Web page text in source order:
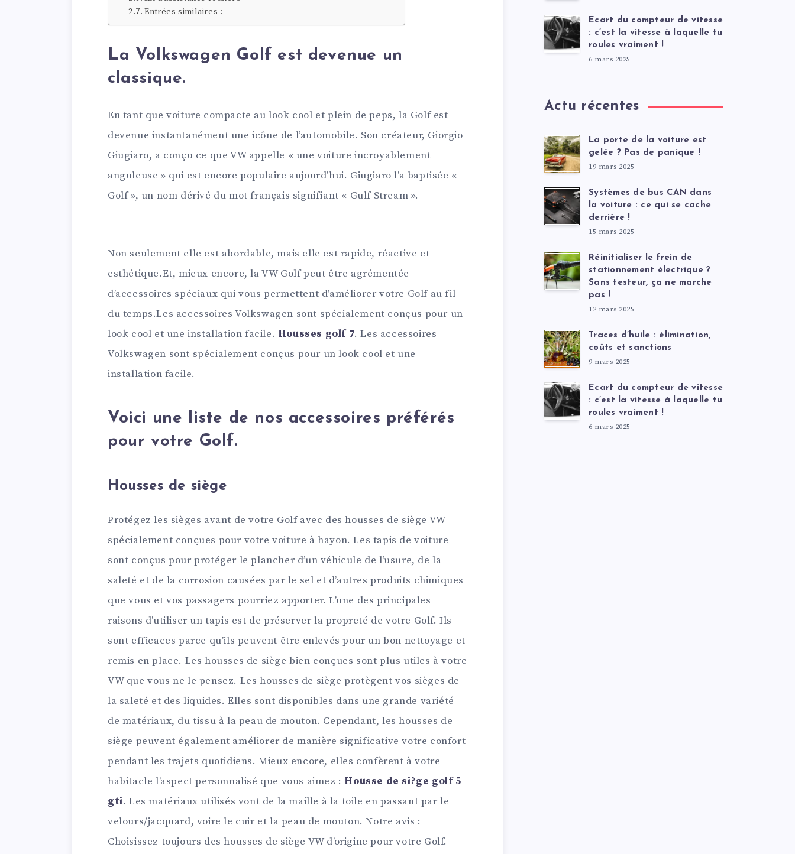
Entrées similaires :
La Volkswagen Golf est devenue un
classique.
En tant que voiture compacte au look cool et plein de peps, la Golf est
devenue instantanément une icône de l’automobile. Son créateur, Giorgio
Giugiaro, a conçu ce que VW appelle « une voiture incroyablement
anguleuse » qui est encore populaire aujourd’hui. Giugiaro l’a baptisée «
Golf », un nom dérivé du mot français signifiant « Gulf Stream ».
Non seulement elle est abordable, mais elle est rapide, réactive et
esthétique.Et, mieux encore, la VW Golf peut être agrémentée
d’accessoires spéciaux qui vous permettent d’améliorer votre Golf au fil
du temps.Les accessoires Volkswagen sont spécialement conçus pour un
look cool et une installation facile. Housses golf 7. Les accessoires
Volkswagen sont spécialement conçus pour un look cool et une
installation facile.
Voici une liste de nos accessoires préférés
pour votre Golf.
Housses de siège
Protégez les sièges avant de votre Golf avec des housses de siège VW
spécialement conçues pour votre voiture à hayon. Les tapis de voiture
sont conçus pour protéger le plancher d’un véhicule de l’usure, de la
saleté et de la corrosion causées par le sel et d’autres produits chimiques
que vous et vos passagers pourriez apporter. L’une des principales
raisons d’utiliser un tapis est de préserver la propreté de votre Golf. Ils
sont efficaces parce qu’ils peuvent être enlevés pour un bon nettoyage et
remis en place. Les housses de siège bien conçues sont plus utiles à votre
VW que vous ne le pensez. Les housses de siège protègent vos sièges de
la saleté et des liquides. Elles sont disponibles dans une grande variété
de matériaux, du tissu à la peau de mouton. Cependant, les housses de
siège peuvent également améliorer de manière significative votre confort
pendant les trajets quotidiens. Mieux encore, elles confèrent à votre
habitacle l’aspect personnalisé que vous aimez : Housse de si?ge golf 5
gti. Les matériaux utilisés vont de la maille à la toile en passant par le
velours/jacquard, voire le cuir et la peau de mouton. Notre avis :
Choisissez toujours des housses de siège VW d’origine pour votre Golf.
Ecart du compteur de vitesse
: c’est la vitesse à laquelle tu
roules vraiment !
6 mars 2025
Actu récentes
La porte de la voiture est
gelée ? Pas de panique !
19 mars 2025
Systèmes de bus CAN dans
la voiture : ce qui se cache
derrière !
15 mars 2025
Réinitialiser le frein de
stationnement électrique ?
Sans testeur, ça ne marche
pas !
12 mars 2025
Traces d’huile : élimination,
coûts et sanctions
9 mars 2025
Ecart du compteur de vitesse
: c’est la vitesse à laquelle tu
roules vraiment !
6 mars 2025